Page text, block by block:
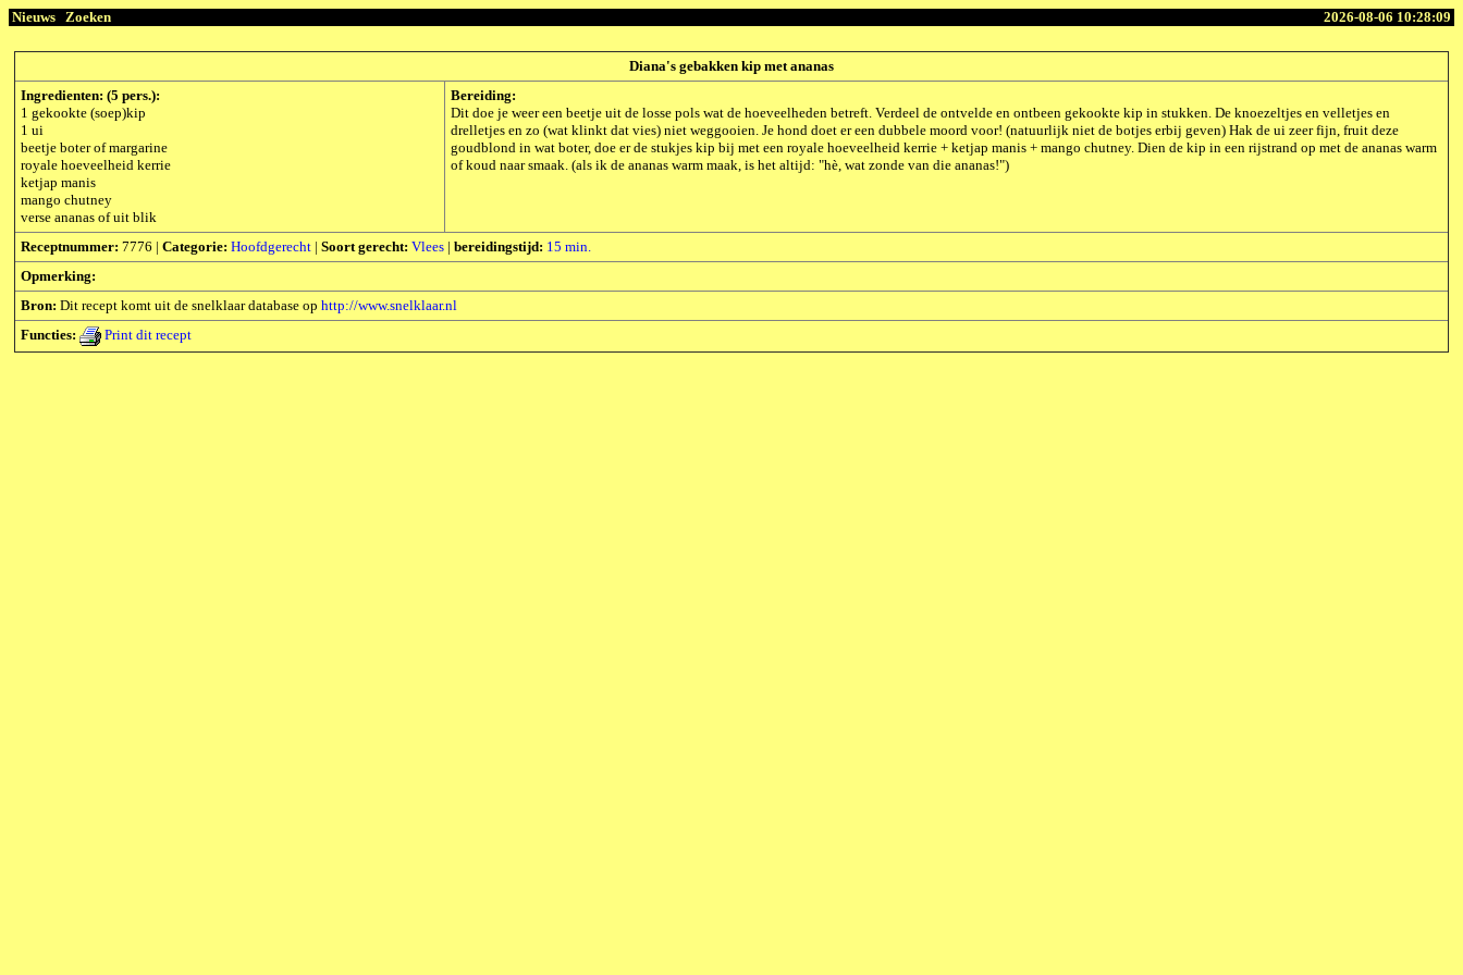
Nieuws Zoeken 2026-08-06 10:28:09
Diana's gebakken kip met ananas
Ingredienten: (5 pers.):
1 gekookte (soep)kip
1 ui
beetje boter of margarine
royale hoeveelheid kerrie
ketjap manis
mango chutney
verse ananas of uit blik
Bereiding:
Dit doe je weer een beetje uit de losse pols wat de hoeveelheden betreft. Verdeel de ontvelde en ontbeen gekookte kip in stukken. De knoezeltjes en velletjes en
drelletjes en zo (wat klinkt dat vies) niet weggooien. Je hond doet er een dubbele moord voor! (natuurlijk niet de botjes erbij geven) Hak de ui zeer fijn, fruit deze
goudblond in wat boter, doe er de stukjes kip bij met een royale hoeveelheid kerrie + ketjap manis + mango chutney. Dien de kip in een rijstrand op met de ananas warm
of koud naar smaak. (als ik de ananas warm maak, is het altijd: "hè, wat zonde van die ananas!")
Receptnummer: 7776 | Categorie: Hoofdgerecht | Soort gerecht: Vlees | bereidingstijd: 15 min.
Opmerking:
Bron: Dit recept komt uit de snelklaar database op http://www.snelklaar.nl
Functies:
Print dit recept